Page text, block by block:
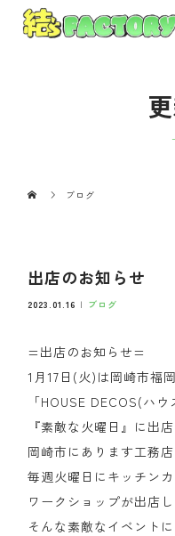
ブログ
出店のお知らせ
2023.01.16 ブログ
=出店のお知らせ=
1月17日(火)は岡崎市福
「HOUSE DECOS(ハ
『素敵な火曜日』に出店
岡崎市にあります工務
毎週火曜日にキッチン
ワークショップが出店し
そんな素敵なイベント